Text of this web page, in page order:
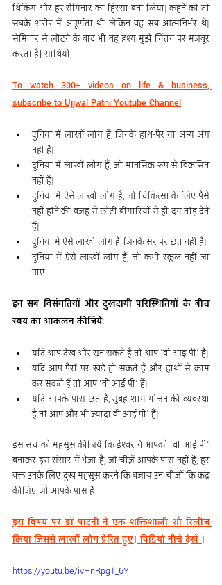
थिंकिंग और हर सेमिनार का हिस्सा बना लिया| कहने को तो
सबके शरीर में अपूर्णता थी लेकिन वह सब आत्मनिर्भर थे|
सेमिनार से लौटने के बाद भी वह दृश्य मुझे चिंतन पर मजबूर
करता है। साथियों,
To watch 300+ videos on life & business,
subscribe to Ujjwal Patni Youtube Channel
दुनिया में लाखों लोग हैं, जिनके हाथ-पैर या अन्य अंग
नहीं हैं|
दुनिया में लाखों लोग हैं, जो मानसिक रूप से विकसित
नहीं हैं|
दुनिया में ऐसे लाखों लोग हैं, जो चिकित्सा के लिए पैसे
नहीं होने की वजह से छोटी बीमारियों से ही दम तोड़ देते
हैं|
दुनिया में ऐसे लाखों लोग हैं, जिनके सर पर छत नहीं है|
दुनिया में ऐसे लाखों लोग हैं, जो कभी स्कूल नहीं जा
पाए।
इन सब विसंगतियों और दुखदायी परिस्थितियों के बीच
स्वयं का आंकलन कीजिये:
यदि आप देख और सुन सकते हैं तो आप ‘वी आई पी’ हैं|
यदि आप पैरों पर खड़े हो सकते हैं और हाथों से काम
कर सकते हैं तो आप ‘वी आई पी’ हैं|
यदि आपके पास छत है, सुबह-शाम भोजन की व्यवस्था
है तो आप और भी ज़्यादा वी आई पी’ हैं|
इस सच को महसूस कीजिये कि ईश्वर ने आपको ‘वी आई पी’
बनाकर इस संसार में भेजा है, जो चीज़ें आपके पास नहीं है, हर
वक्त उनके लिए दुख महसूस करने कि बजाय उन चीजों कि कद्र
कीजिए, जो आपके पास है
इस विषय पर डॉ पाटनी ने एक शक्तिशाली शो रिलीज
किया जिससे लाखों लोग प्रेरित हुए। विडियो नीचे देखें ।
https://youtu.be/ivHnRpg1_6Y